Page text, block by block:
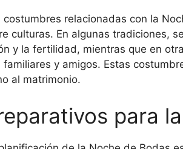
costumbres relacionadas con la
culturas. En algunas tradiciones,
y la fertilidad, mientras que en
familiares y amigos. Estas
al matrimonio.
para